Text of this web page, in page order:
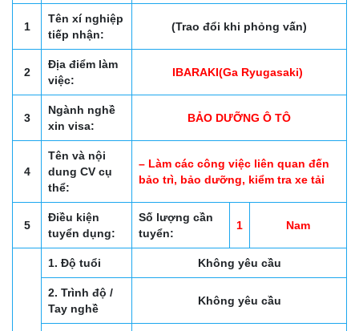
1
Tên xí nghiệp
tiếp nhận:
(Trao đổi khi phỏng vấn)
2
Địa điểm làm
việc:
IBARAKI(Ga Ryugasaki)
3
Ngành nghề
xin visa:
BẢO DƯỠNG Ô TÔ
4
Tên và nội
dung CV cụ
thể:
– Làm các công việc liên quan đến
bảo trì, bảo dưỡng, kiểm tra xe tải
5
Điều kiện
tuyển dụng:
Số lượng cần
tuyển:
1 Nam
1. Độ tuổi Không yêu cầu
2. Trình độ /
Tay nghề
Không yêu cầu